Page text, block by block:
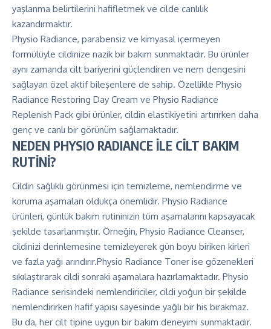
yaşlanma belirtilerini hafifletmek ve cilde canlılık
kazandırmaktır.
Physio Radiance, parabensiz ve kimyasal içermeyen
formülüyle cildinize nazik bir bakım sunmaktadır. Bu ürünler
aynı zamanda cilt bariyerini güçlendiren ve nem dengesini
sağlayan özel aktif bileşenlere de sahip. Özellikle Physio
Radiance Restoring Day Cream ve Physio Radiance
Replenish Pack gibi ürünler, cildin elastikiyetini artırırken daha
genç ve canlı bir görünüm sağlamaktadır.
NEDEN PHYSIO RADIANCE İLE CİLT BAKIM
RUTİNİ?
Cildin sağlıklı görünmesi için temizleme, nemlendirme ve
koruma aşamaları oldukça önemlidir. Physio Radiance
ürünleri, günlük bakım rutininizin tüm aşamalarını kapsayacak
şekilde tasarlanmıştır. Örneğin, Physio Radiance Cleanser,
cildinizi derinlemesine temizleyerek gün boyu biriken kirleri
ve fazla yağı arındırır.Physio Radiance Toner ise gözenekleri
sıkılaştırarak cildi sonraki aşamalara hazırlamaktadır. Physio
Radiance serisindeki nemlendiriciler, cildi yoğun bir şekilde
nemlendirirken hafif yapısı sayesinde yağlı bir his bırakmaz.
Bu da, her cilt tipine uygun bir bakım deneyimi sunmaktadır.